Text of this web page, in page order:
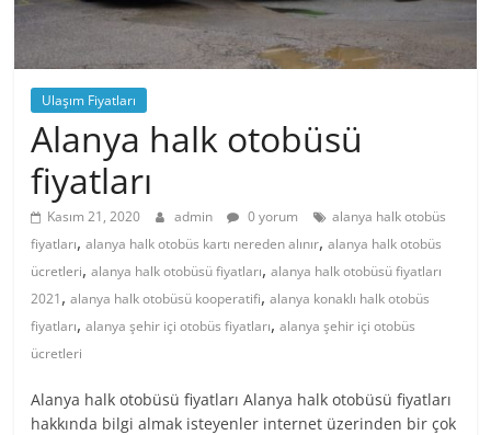
Ulaşım Fiyatları
Alanya halk otobüsü
fiyatları
Kasım 21, 2020 admin 0 yorum
alanya halk otobüs
fiyatları,alanya halk otobüs kartı nereden alınır,alanya halk otobüs
ücretleri,alanya halk otobüsü fiyatları,alanya halk otobüsü fiyatları
2021,alanya halk otobüsü kooperatifi,alanya konaklı halk otobüs
fiyatları,alanya şehir içi otobüs fiyatları,alanya şehir içi otobüs
ücretleri
Alanya halk otobüsü fiyatları Alanya halk otobüsü fiyatları
hakkında bilgi almak isteyenler internet üzerinden bir çok